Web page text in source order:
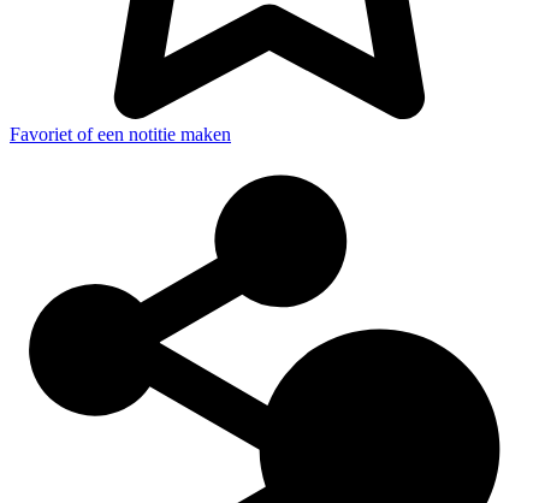
Favoriet of een notitie maken